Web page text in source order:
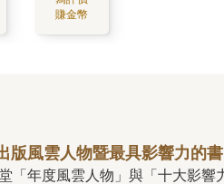
賺金幣
版風雲人物暨最具影響力的書